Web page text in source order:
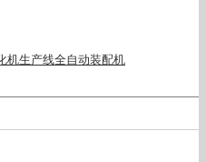
机生产线全自动装配机